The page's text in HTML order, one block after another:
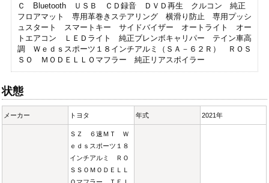
Ｃ Bluetooth ＵＳＢ ＣＤ録音 ＤＶＤ再生 クルコン 純正
フロアマット 専用革巻きステアリング 横滑り防止 専用プッシ
ュスタート スマートキー サイドバイザー オートライト オー
トエアコン ＬＥＤライト 純正ブレンボキャリパー テイン車高
調 Ｗｅｄｓスポーツ１８インチアルミ（ＳＡ－６２Ｒ） ＲＯＳ
ＳＯ ＭＯＤＥＬＬＯマフラー 純正リアスポイラー
状態
メーカー トヨタ 年式 2021年
ＳＺ ６速ＭＴ Ｗ
ｅｄｓスポーツ１８
インチアルミ ＲＯ
ＳＳＯＭＯＤＥＬＬ